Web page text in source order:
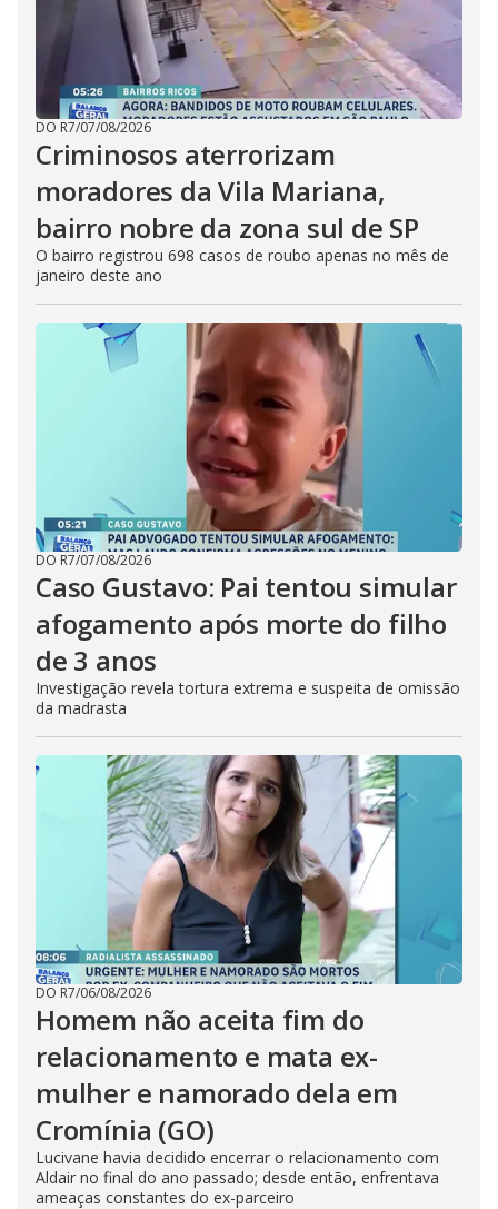
DO R7/07/08/2026
Criminosos aterrorizam
moradores da Vila Mariana,
bairro nobre da zona sul de SP
O bairro registrou 698 casos de roubo apenas no mês de
janeiro deste ano
DO R7/07/08/2026
Caso Gustavo: Pai tentou simular
afogamento após morte do filho
de 3 anos
Investigação revela tortura extrema e suspeita de omissão
da madrasta
DO R7/06/08/2026
Homem não aceita fim do
relacionamento e mata ex-
mulher e namorado dela em
Cromínia (GO)
Lucivane havia decidido encerrar o relacionamento com
Aldair no final do ano passado; desde então, enfrentava
ameaças constantes do ex-parceiro